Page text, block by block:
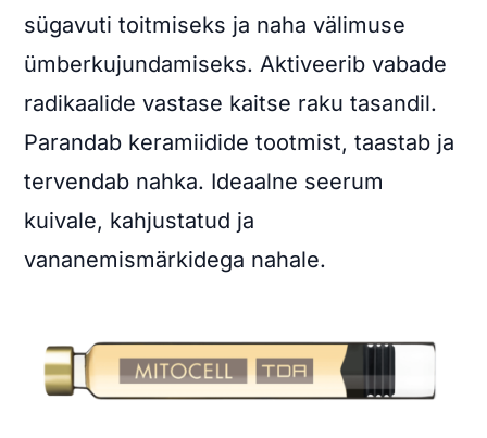
sügavuti toitmiseks ja naha välimuse
ümberkujundamiseks. Aktiveerib vabade
radikaalide vastase kaitse raku tasandil.
Parandab keramiidide tootmist, taastab ja
tervendab nahka. Ideaalne seerum
kuivale, kahjustatud ja
vananemismärkidega nahale.